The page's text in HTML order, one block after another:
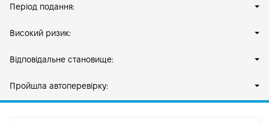
Період подання:
Високий ризик:
Відповідальне становище:
Пройшла автоперевірку: